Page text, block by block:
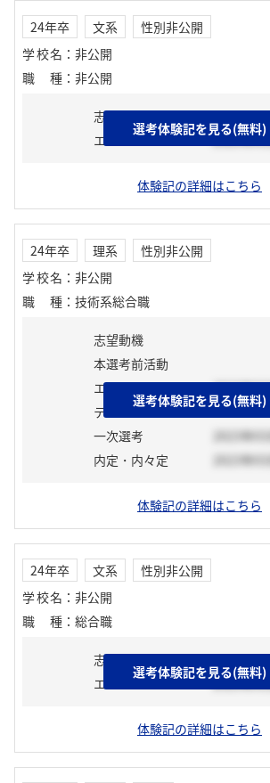
24年卒 文系
性別非公開
学校名 ： 非公開
職種 ： 非公開
志望動機
エントリーシート
2023年
体験記の詳細はこちら
選考体験記を見る(無料)
24年卒 理系
性別非公開
学校名 ： 非公開
職種 ： 技術系総合職
志望動機
本選考前活動
エントリーシート
2023年03
テスト
一次選考
2023年
内定・内々定
2023年
体験記の詳細はこちら
選考体験記を見る(無料)
24年卒 文系
性別非公開
学校名 ： 非公開
職種 ： 総合職
志望動機
エントリーシート
2023年
体験記の詳細はこちら
選考体験記を見る(無料)